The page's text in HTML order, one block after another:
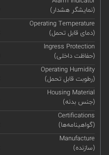
(نمایشگر هشدار)
Operating Temperature
(دمای قابل تحمل)
Ingress Protection
(حفاظت داخلی)
Operating Humidity
(رطوبت قابل تحمل)
Housing Material
(جنس بدنه)
Certifications
(گواهینامه‌ها)
Manufacture
(سازنده)